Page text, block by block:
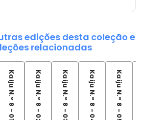
edições desta coleção e
relacionadas
Kaiju N.° 8 - 01 Kaiju N.° 8 - 02 Kaiju N.° 8 - 03 Kaiju N.° 8 - 04 Kaiju N.° 8 - 05